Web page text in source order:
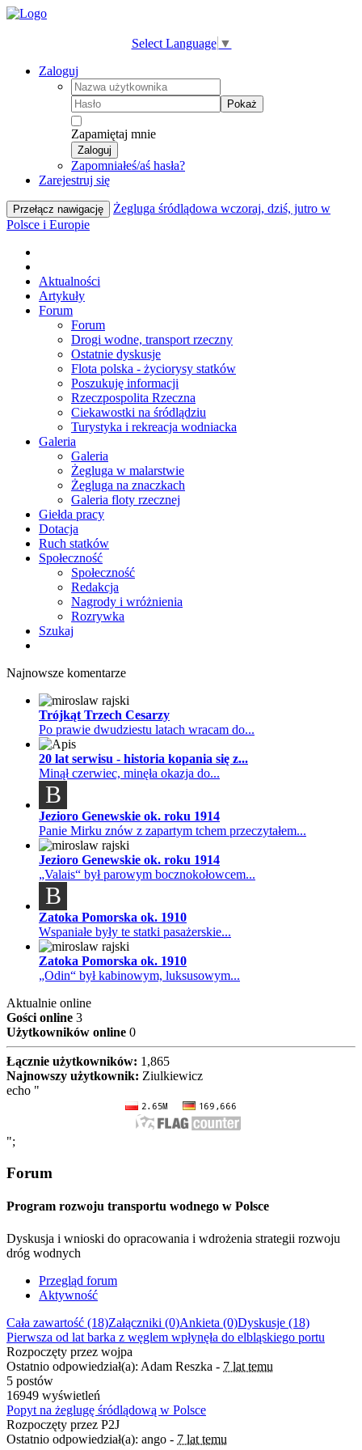
Select Language ▼
Zaloguj
Pokaż
Zapamiętaj mnie
Zaloguj
Zapomniałeś/aś hasła?
Zarejestruj się
Przełącz nawigację
Żegluga śródlądowa wczoraj, dziś, jutro w
Polsce i Europie
Aktualności
Artykuły
Forum
Forum
Drogi wodne, transport rzeczny
Ostatnie dyskusje
Flota polska - życiorysy statków
Poszukuję informacji
Rzeczpospolita Rzeczna
Ciekawostki na śródlądziu
Turystyka i rekreacja wodniacka
Galeria
Galeria
Żegluga w malarstwie
Żegluga na znaczkach
Galeria floty rzecznej
Giełda pracy
Dotacja
Ruch statków
Społeczność
Społeczność
Redakcja
Nagrody i wróżnienia
Rozrywka
Szukaj
Najnowsze komentarze
Trójkąt Trzech Cesarzy
Po prawie dwudziestu latach wracam do...
20 lat serwisu - historia kopania się z...
Minął czerwiec, minęła okazja do...
B
Jezioro Genewskie ok. roku 1914
Panie Mirku znów z zapartym tchem przeczytałem...
Jezioro Genewskie ok. roku 1914
„Valais“ był parowym bocznokołowcem...
B
Zatoka Pomorska ok. 1910
Wspaniałe były te statki pasażerskie...
Zatoka Pomorska ok. 1910
„Odin“ był kabinowym, luksusowym...
Aktualnie online
Gości online 3
Użytkowników online 0
Łącznie użytkowników: 1,865
Najnowszy użytkownik: Ziulkiewicz
echo "
";
Forum
Program rozwoju transportu wodnego w Polsce
Dyskusja i wnioski do opracowania i wdrożenia strategii rozwoju
dróg wodnych
Przegląd forum
Aktywność
Cała zawartość (18)Załączniki (0)Ankieta (0)Dyskusje (18)
Pierwsza od lat barka z węglem wpłynęła do elbląskiego portu
Rozpoczęty przez wojpa
Ostatnio odpowiedział(a): Adam Reszka - 7 lat temu
5 postów
16949 wyświetleń
Popyt na żeglugę śródlądową w Polsce
Rozpoczęty przez P2J
Ostatnio odpowiedział(a): ango - 7 lat temu